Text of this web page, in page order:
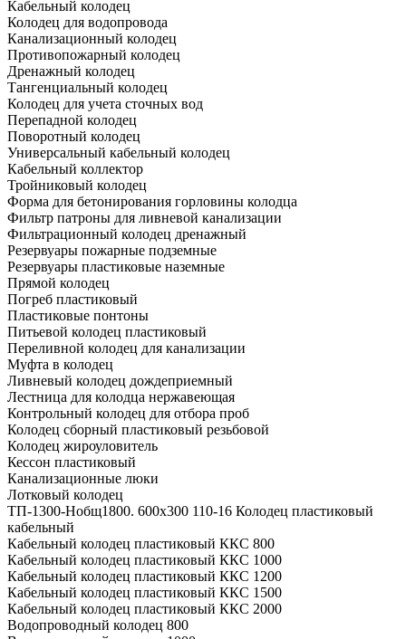
Кабельный колодец
Колодец для водопровода
Канализационный колодец
Противопожарный колодец
Дренажный колодец
Тангенциальный колодец
Колодец для учета сточных вод
Перепадной колодец
Поворотный колодец
Универсальный кабельный колодец
Кабельный коллектор
Тройниковый колодец
Форма для бетонирования горловины колодца
Фильтр патроны для ливневой канализации
Фильтрационный колодец дренажный
Резервуары пожарные подземные
Резервуары пластиковые наземные
Прямой колодец
Погреб пластиковый
Пластиковые понтоны
Питьевой колодец пластиковый
Переливной колодец для канализации
Муфта в колодец
Ливневый колодец дождеприемный
Лестница для колодца нержавеющая
Контрольный колодец для отбора проб
Колодец сборный пластиковый резьбовой
Колодец жироуловитель
Кессон пластиковый
Канализационные люки
Лотковый колодец
ТП-1300-Hобщ1800. 600х300 110-16 Колодец пластиковый
кабельный
Кабельный колодец пластиковый ККС 800
Кабельный колодец пластиковый ККС 1000
Кабельный колодец пластиковый ККС 1200
Кабельный колодец пластиковый ККС 1500
Кабельный колодец пластиковый ККС 2000
Водопроводный колодец 800